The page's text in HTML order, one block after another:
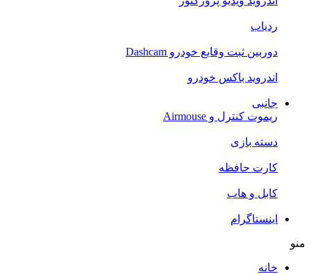
ردیاب
دوربین ثبت وقایع خودرو Dashcam
اندروید باکس خودرو
جانبی
ریموت کنترل و Airmouse
دسته بازی
کارت حافظه
کابل و هاب
اینستاگرام
منو
خانه